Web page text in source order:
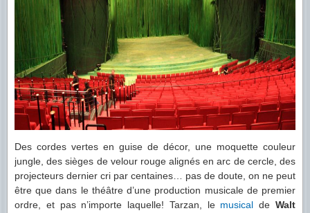
Des cordes vertes en guise de décor, une moquette couleur
jungle, des sièges de velour rouge alignés en arc de cercle, des
projecteurs dernier cri par centaines… pas de doute, on ne peut
être que dans le théâtre d’une production musicale de premier
ordre, et pas n’importe laquelle! Tarzan, le musical deWalt